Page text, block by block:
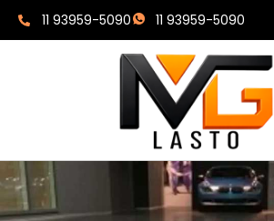
11 93959-5090 11 93959-5090